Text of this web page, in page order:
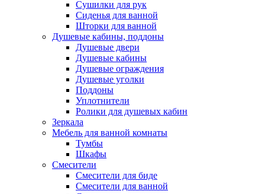
Сушилки для рук
Сиденья для ванной
Шторки для ванной
Душевые кабины, поддоны
Душевые двери
Душевые кабины
Душевые ограждения
Душевые уголки
Поддоны
Уплотнители
Ролики для душевых кабин
Зеркала
Мебель для ванной комнаты
Тумбы
Шкафы
Смесители
Смесители для биде
Смесители для ванной